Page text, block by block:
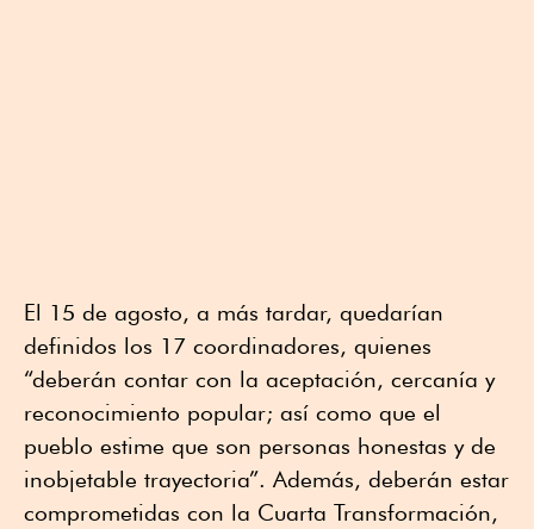
El 15 de agosto, a más tardar, quedarían
definidos los 17 coordinadores, quienes
“deberán contar con la aceptación, cercanía y
reconocimiento popular; así como que el
pueblo estime que son personas honestas y de
inobjetable trayectoria”. Además, deberán estar
comprometidas con la Cuarta Transformación,